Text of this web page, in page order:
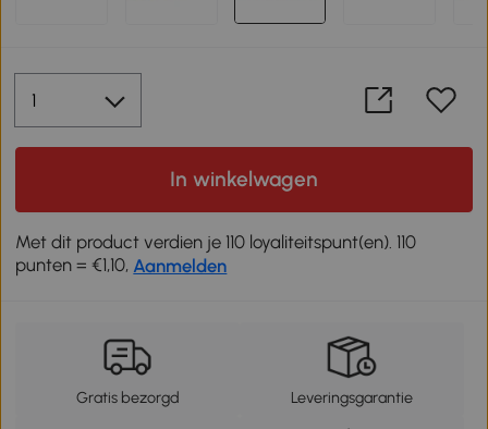
In winkelwagen
Met dit product verdien je 110 loyaliteitspunt(en). 110
punten = €1,10, Aanmelden
Gratis bezorgd Leveringsgarantie